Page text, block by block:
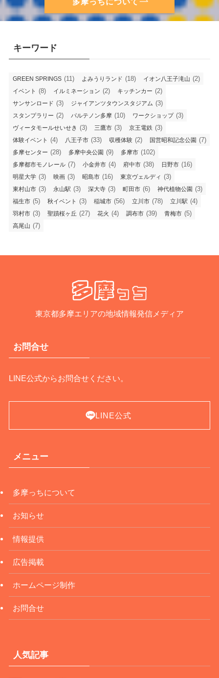
キーワード
GREEN SPRINGS (11) よみうりランド (18) イオン八王子滝山 (2)
イベント (8) イルミネーション (2) キッチンカー (2)
サンサンロード (3) ジャイアンツタウンスタジアム (3)
スタンプラリー (2) パルテノン多摩 (10) ワークショップ(3)
ヴィータモールせいせき (3) 三鷹市 (3) 京王電鉄 (3)
体験イベント (4) 八王子市 (33) 収穫体験 (2) 国営昭和記念公園 (7)
多摩センター (28) 多摩中央公園 (9) 多摩市 (102)
多摩都市モノレール (7) 小金井市 (4) 府中市 (38) 日野市 (16)
明星大学 (3) 映画 (3) 昭島市 (16) 東京ヴェルディ (3)
東村山市 (3) 永山駅 (3) 深大寺 (3) 町田市 (6) 神代植物公園 (3)
福生市 (5) 秋イベント (3) 稲城市 (56) 立川市 (78) 立川駅 (4)
羽村市 (3) 聖蹟桜ヶ丘 (27) 花火 (4) 調布市 (39) 青梅市 (5)
高尾山 (7)
東京都多摩エリアの地域情報発信メディア
お問合せ
LINE公式からお問合せください。
LINE公式
メニュー
多摩っちについて
お知らせ
情報提供
広告掲載
ホームページ制作
お問合せ
人気記事